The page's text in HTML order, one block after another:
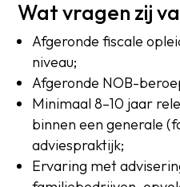
Wat vragen zij
Afgeronde fiscale
niveau;
Afgeronde NOB-
Minimaal 8–10 jaar
binnen een generale
adviespraktijk;
Ervaring met